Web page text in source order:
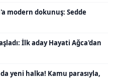
modern dokunuş: Sedde
İlk aday Hayati Ağca'dan
yeni halka! Kamu parasıyla,